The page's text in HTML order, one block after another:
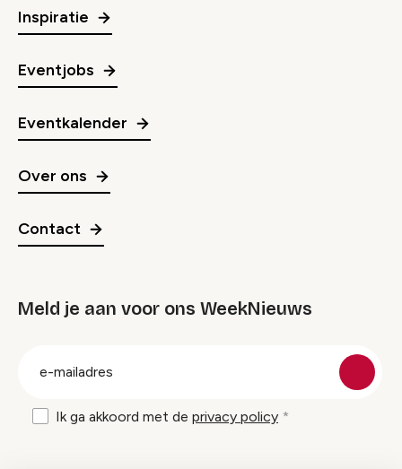
Inspiratie
Eventjobs
Eventkalender
Over ons
Contact
Meld je aan voor ons WeekNieuws
Ik ga akkoord met de privacy policy